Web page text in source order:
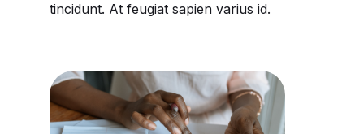
tincidunt. At feugiat sapien varius id.